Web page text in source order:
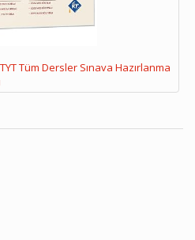
Tüm Dersler Sınava Hazırlanma